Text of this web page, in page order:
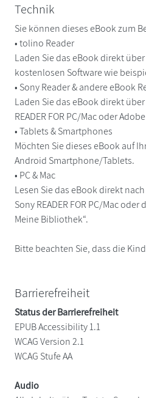
Technik
Sie können dieses eBook zum
• tolino Reader
Laden Sie das eBook direkt
kostenlosen Software wie
• Sony Reader & andere eBook
Laden Sie das eBook direkt
READER FOR PC/Mac oder
• Tablets & Smartphones
Möchten Sie dieses eBook auf
Android Smartphone/Tablets.
• PC & Mac
Lesen Sie das eBook direkt
Sony READER FOR PC/Mac
Meine Bibliothek“.
Bitte beachten Sie, dass die
Barrierefreiheit
Status der Barrierefreiheit
EPUB Accessibility 1.1
WCAG Version 2.1
WCAG Stufe AA
Audio